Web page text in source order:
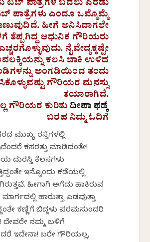
ಟಬ್ ಪಾತ್ರೆಗಳ ಬದಲು ಎರಡು
ಪಾತ್ರೆಗಳು ಎಂದೂ ಒಮ್ಮೊಮ್ಮೆ
ಹೀಗೆ ಅನಿಸಿದಾಗಲೇ
ತೆಪ್ಪಗಿದ್ದ ಆಧುನಿಕ ಗೌರಿಯರು
ನೈವೇದ್ಯಕ್ಕಷ್ಟೇ
ಕಲಸಿ ಬಾಕಿ ಉಳಿದ
ಅಂಗಡಿಯಿಂದ ತಂದು
ಗೌರಿಯರ ಮನಸ್ಸು
ತಯಾರಾಗಿದೆ.
ಗೌರಿಯರ ಕುರಿತು ದೀಪಾ ಫಡ್ಕೆ
ಬರಹ ನಿಮ್ಮ ಓದಿಗೆ
ಮುಖ್ಯ ರಸ್ತೆಗಳಲ್ಲಿ
ಕಸರತ್ತು ಮಾಡಿದಂತೇ!
ದುರಸ್ತಿ ಕೆಲಸಗಳು
ಇನ್ನೊಂದು ಕಡೆಯಲ್ಲಿ
ಹೀಗಾಗಿ ಅಗೆದು ಹಾಕಿರುವ
ಹಾರುತ್ತಾ ಎಡವುತ್ತಾ
ಕಣ್ಣಿಗೆ ಬಿದ್ದಳು ಪರಮಸುಂದರಿ
ದೇವರೇ ನಮ್ಮ ಬಳಿಗೆ
ಇದೇನಾ! ಬರೇ ಗೌರಿಯಲ್ಲ,